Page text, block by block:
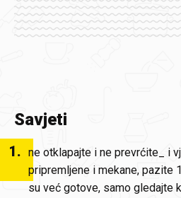
Savjeti
1. ne otklapajte i ne prevrćite_ i
pripremljene i mekane, pazite
su već gotove, samo gledajte